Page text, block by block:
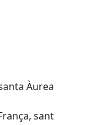
Àurea
sant